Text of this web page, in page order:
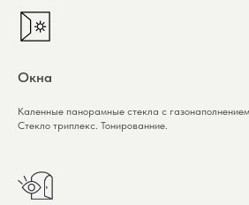
Окна
Каленные панорамные стекла с
Стекло триплекс. Тонированние.